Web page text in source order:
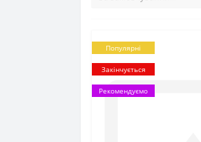
Популярні
Закінчується
Рекомендуємо